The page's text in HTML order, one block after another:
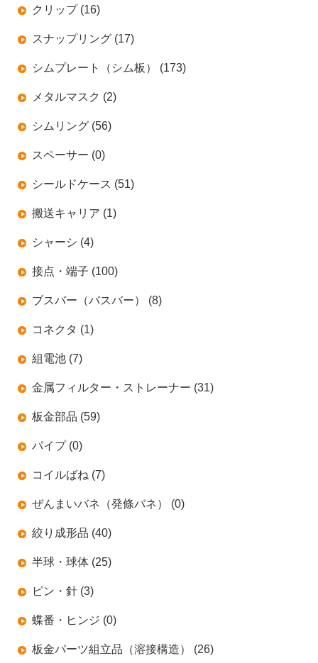
クリップ (16)
スナップリング (17)
シムプレート（シム板） (173)
メタルマスク (2)
シムリング (56)
スペーサー (0)
シールドケース (51)
搬送キャリア (1)
シャーシ (4)
接点・端子 (100)
ブスバー（バスバー） (8)
コネクタ (1)
組電池 (7)
金属フィルター・ストレーナー (31)
板金部品 (59)
パイプ (0)
コイルばね (7)
ぜんまいバネ（発條バネ） (0)
絞り成形品 (40)
半球・球体 (25)
ピン・針 (3)
蝶番・ヒンジ (0)
板金パーツ組立品（溶接構造） (26)